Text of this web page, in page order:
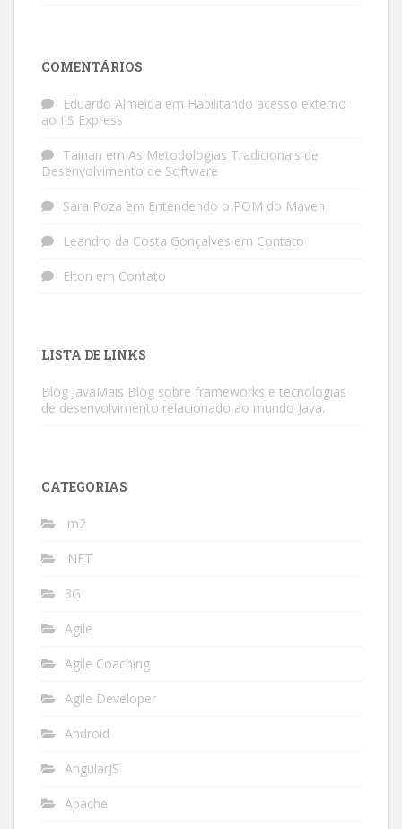
COMENTÁRIOS
Eduardo Almeida em Habilitando acesso externo
ao IIS Express
Tainan em As Metodologias Tradicionais de
Desenvolvimento de Software
Sara Poza em Entendendo o POM do Maven
Leandro da Costa Gonçalves em Contato
Elton em Contato
LISTA DE LINKS
Blog JavaMais Blog sobre frameworks e tecnologias
de desenvolvimento relacionado ao mundo Java.
CATEGORIAS
.m2
.NET
3G
Agile
Agile Coaching
Agile Developer
Android
AngularJS
Apache